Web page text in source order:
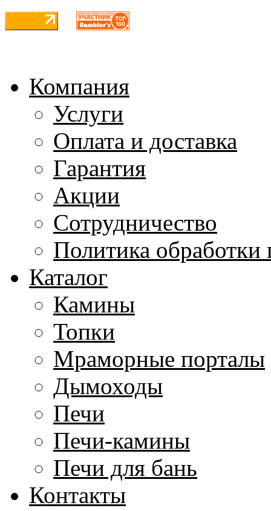
Компания
Услуги
Оплата и доставка
Гарантия
Акции
Сотрудничество
Политика
Каталог
Камины
Топки
Мраморные порталы
Дымоходы
Печи
Печи-камины
Печи для бань
Контакты